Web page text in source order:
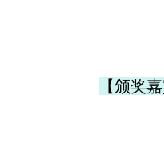
【颁奖